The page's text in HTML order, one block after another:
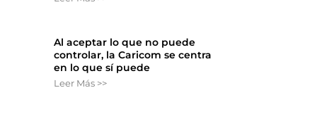
Al aceptar lo que no puede
controlar, la Caricom se centra
en lo que sí puede
Leer Más >>